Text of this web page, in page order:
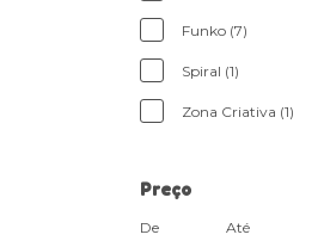
Funko (7)
Spiral (1)
Zona Criativa (1)
Preço
De Até